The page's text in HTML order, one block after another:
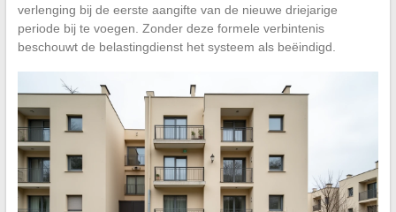
verlenging bij de eerste aangifte van de nieuwe driejarige
periode bij te voegen. Zonder deze formele verbintenis
beschouwt de belastingdienst het systeem als beëindigd.